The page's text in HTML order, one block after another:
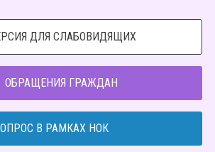
ДЛЯ СЛАБОВИДЯЩИХ
ОБРАЩЕНИЯ ГРАЖДАН
ОПРОС В РАМКАХ НОК